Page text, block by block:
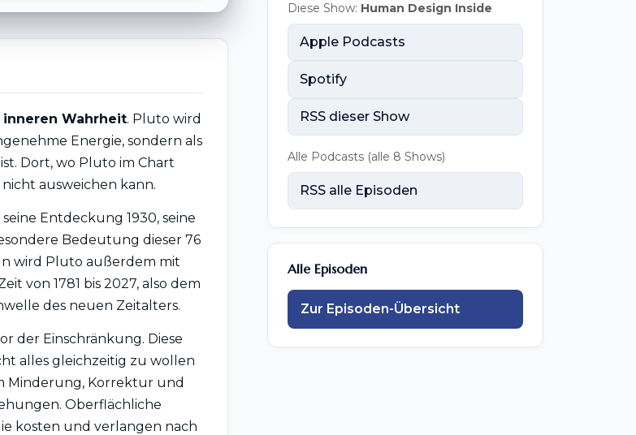
Wahrheit. Pluto wird
Energie, sondern als
Dort, wo Pluto im Chart
ausweichen kann.
Entdeckung 1930, seine
Bedeutung dieser 76
wird Pluto außerdem mit
von 1781 bis 2027, also dem
des neuen Zeitalters.
der Einschränkung. Diese
alles gleichzeitig zu wollen
Minderung, Korrektur und
Oberflächliche
kosten und verlangen nach
Diese Show: Human Design Inside
Apple Podcasts
Spotify
RSS dieser Show
Alle Podcasts (alle 8 Shows)
RSS alle Episoden
Alle Episoden
Zur Episoden-Übersicht